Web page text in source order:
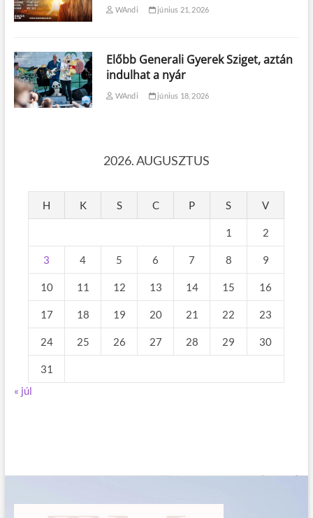
WAndi június 21, 2026
Előbb Generali Gyerek Sziget, aztán
indulhat a nyár
WAndi június 18, 2026
2026. AUGUSZTUS
H K S C P S V
1 2
3 4 5 6 7 8 9
10 11 12 13 14 15 16
17 18 19 20 21 22 23
24 25 26 27 28 29 30
31
« júl